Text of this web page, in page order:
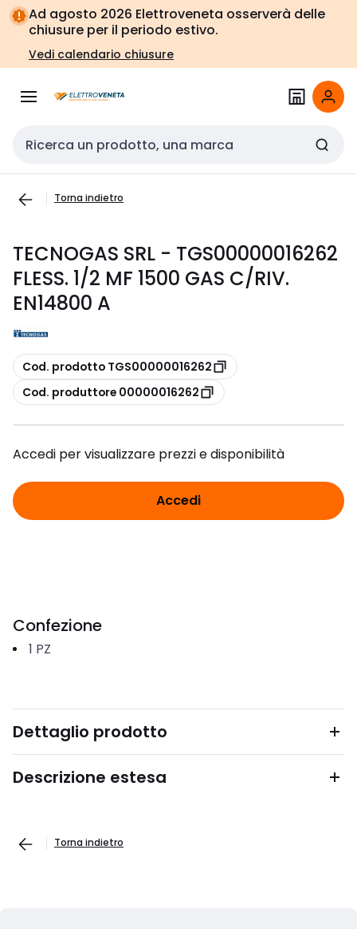
Vai alla
navigazione
Vai
alla
pagina
Ad agosto 2026 Elettroveneta osserverà delle
chiusure per il periodo estivo.
Vedi calendario chiusure
Cerca input
Torna indietro
TECNOGAS SRL - TGS00000016262
FLESS. 1/2 MF 1500 GAS C/RIV.
EN14800 A
copia
Cod. prodotto TGS00000016262
copia
Cod. produttore 00000016262
Accedi per visualizzare prezzi e disponibilità
Accedi
Confezione
1 PZ
Dettaglio prodotto
Descrizione estesa
Torna indietro